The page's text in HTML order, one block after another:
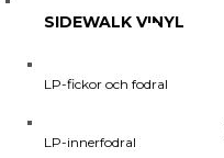
SIDEWALK VINYL
LP-fickor och fodral
LP-innerfodral